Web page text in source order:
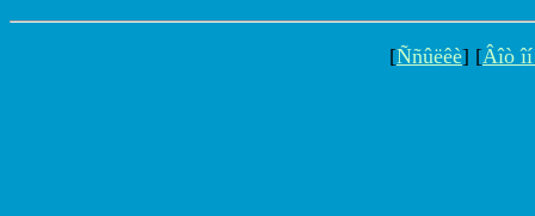
[Ññûëêè] [Âîò îí